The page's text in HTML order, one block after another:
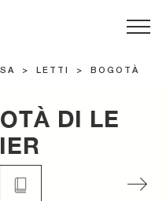
> LETTI > BOGOTÀ
DI LE